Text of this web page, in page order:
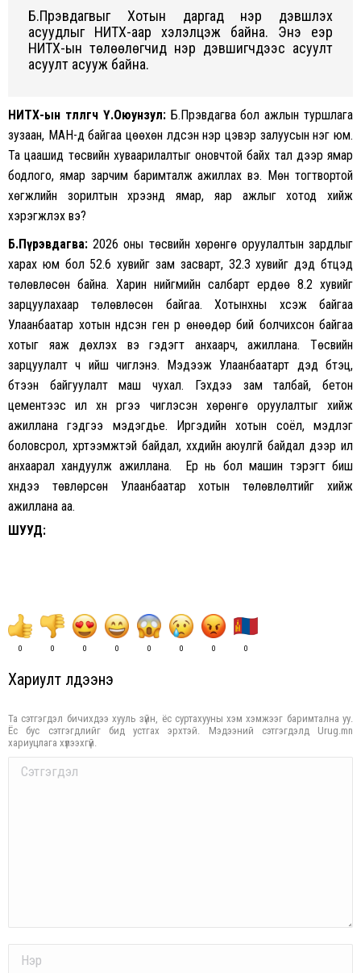
Б.Пүрэвдагвыг Хотын даргад нэр дэвшүүлэх
асуудлыг НИТХ-аар хэлэлцэж байна. Энэ үеэр
НИТХ-ын төлөөлөгчид нэр дэвшигчдээс асуулт
асуулт асууж байна.
НИТХ-ын төлөөлөгч Ү.Оюунзул:Б.Пүрэвдагва бол ажлын туршлага
зузаан, МАН-д байгаа цөөхөн үлдсэн нэр цэвэр залуусын нэг юм.
Та цаашид төсвийн хуваарилалтыгоновчтой байх тал дээр ямар
бодлого, ямар зарчим баримталж ажиллах вэ. Мөн тогтвортой
хөгжлийн зорилтын хүрээнд ямар, яар ажлыг хотод хийж
хэрэгжүүлэх вэ?
Б.Пүрэвдагва:2026 оны төсвийн хөрөнгө оруулалтын зардлыг
харах юм бол 52.6 хувийг зам засварт, 32.3 хувийг дэд бүтцэд
төлөвлөсөн байна. Харин нийгмийн салбарт ердөө 8.2 хувийг
зарцуулахаар төлөвлөсөн байгаа. Хотынхны хүсэж байгаа
Улаанбаатар хотын үндсэн ген рүү өнөөдөр бий болчихсон байгаа
хотыг яаж дөхүүлэх вэ гэдэгт анхаарч, ажиллана. Төсвийн
зарцуулалт ч ийш чиглэнэ. Мэдээж Улаанбаатарт дэд бүтэц,
бүтээн байгуулалт маш чухал. Гэхдээ зам талбай, бетон
цементээс илүү хүн рүүгээ чиглэсэн хөрөнгө оруулалтыг хийж
ажиллана гэдгээ мэдэгдье. Иргэдийн хотын соёл, мэдлэг
боловсрол, хүртээмжтэй байдал, хүүхдийн аюулгүй байдал дээр илүү
анхаарал хандуулж ажиллана. Ер нь бол машин тэрэгт биш
хүндээ төвлөрсөн Улаанбаатар хотын төлөвлөлтийг хийж
ажиллана аа.
ШУУД:
0 0 0 0 0 0 0 0
Хариулт үлдээнэ үү
Та сэтгэгдэл бичихдээ хууль зүйн, ёс суртахууны хэм хэмжээг баримтална уу.
Ёс бус сэтгэгдлийг бид устгах эрхтэй. Мэдээний сэтгэгдэлд Urug.mn
хариуцлага хүлээхгүй.
Comment